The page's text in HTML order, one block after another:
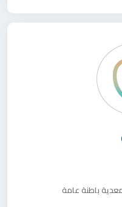
باطنة عامة